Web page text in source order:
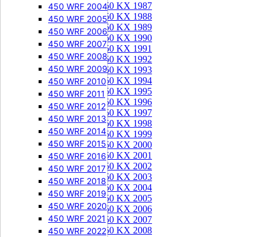
450 WRF 2004
450 WRF 2005
450 WRF 2006
450 WRF 2007
450 WRF 2008
450 WRF 2009
450 WRF 2010
450 WRF 2011
450 WRF 2012
450 WRF 2013
450 WRF 2014
450 WRF 2015
450 WRF 2016
450 WRF 2017
450 WRF 2018
450 WRF 2019
450 WRF 2020
450 WRF 2021
450 WRF 2022
250 KX 1987
250 KX 1988
250 KX 1989
250 KX 1990
250 KX 1991
250 KX 1992
250 KX 1993
250 KX 1994
250 KX 1995
250 KX 1996
250 KX 1997
250 KX 1998
250 KX 1999
250 KX 2000
250 KX 2001
250 KX 2002
250 KX 2003
250 KX 2004
250 KX 2005
250 KX 2006
250 KX 2007
250 KX 2008